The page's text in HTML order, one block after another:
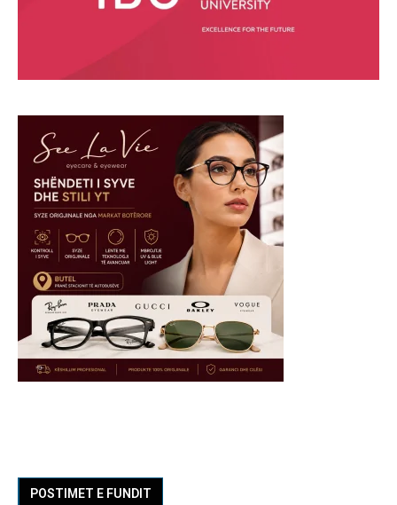
POSTIMET E FUNDIT